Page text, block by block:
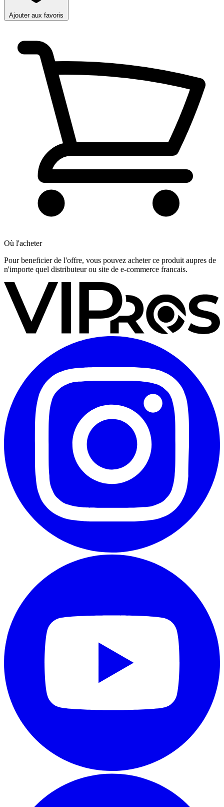
Ajouter aux favoris
Où l'acheter
Pour beneficier de l'offre, vous pouvez acheter ce produit aupres de
n'importe quel distributeur ou site de e-commerce francais.